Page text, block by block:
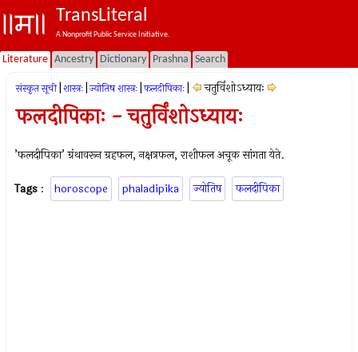
TransLiteral
A Nonprofit Public Service Initiative.
Literature Ancestry Dictionary Prashna Search
संस्कृत सूची शास्त्रः ज्योतिष शास्त्रः फलदीपिकाः चतुर्विंशोऽध्यायः
फलदीपिकाः - चतुर्विंशोऽध्यायः
’फलदीपिका’ ग्रंथावरून ग्रहफल, नक्षत्रफल, राशीफल अचूक सांगता येते.
Tags : horoscope phaladipika ज्योतिष फलदीपिका